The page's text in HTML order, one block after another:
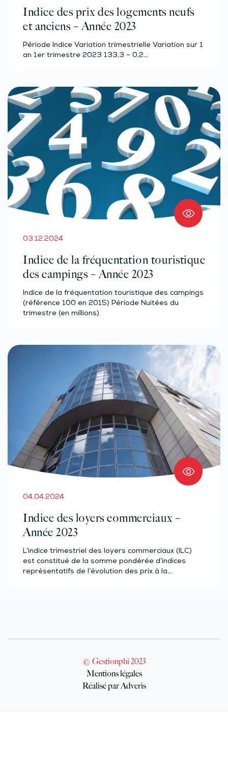
Indice des prix des logements neufs
et anciens – Année 2023
Période Indice Variation trimestrielle Variation sur 1
an 1er trimestre 2023 133,3 – 0,2…
03.12.2024
Indice de la fréquentation touristique
des campings – Année 2023
Indice de la fréquentation touristique des campings
(référence 100 en 2015) Période Nuitées du
trimestre (en millions)
04.04.2024
Indice des loyers commerciaux –
Année 2023
L’indice trimestriel des loyers commerciaux (ILC)
est constitué de la somme pondérée d’indices
représentatifs de l’évolution des prix à la…
© Gestionphi 2023
Mentions légales
Réalisé par Adveris